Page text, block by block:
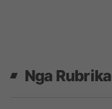
Nga Rubrika